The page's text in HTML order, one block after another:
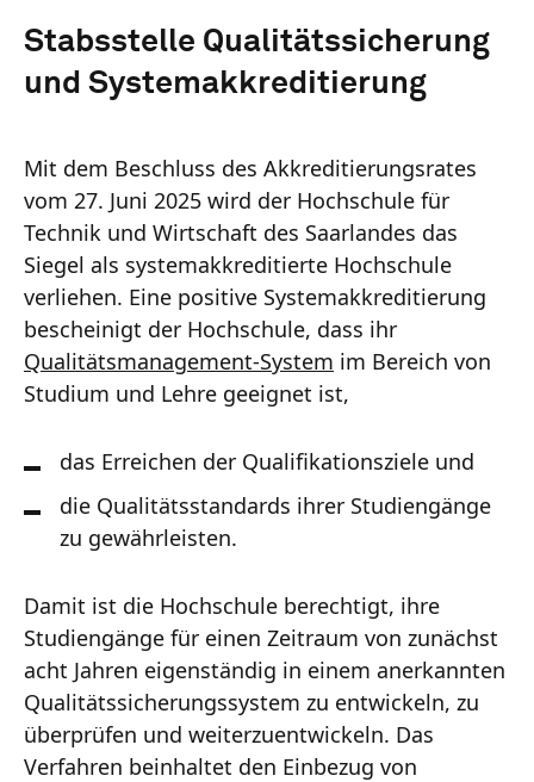
Stabsstelle Qualitätssicherung
und Systemakkreditierung
Mit dem Beschluss des Akkreditierungsrates
vom 27. Juni 2025 wird der Hochschule für
Technik und Wirtschaft des Saarlandes das
Siegel als systemakkreditierte Hochschule
verliehen. Eine positive Systemakkreditierung
bescheinigt der Hochschule, dass ihr
Qualitätsmanagement-System im Bereich von
Studium und Lehre geeignet ist,
das Erreichen der Qualifikationsziele und
die Qualitätsstandards ihrer Studiengänge
zu gewährleisten.
Damit ist die Hochschule berechtigt, ihre
Studiengänge für einen Zeitraum von zunächst
acht Jahren eigenständig in einem anerkannten
Qualitätssicherungssystem zu entwickeln, zu
überprüfen und weiterzuentwickeln. Das
Verfahren beinhaltet den Einbezug von